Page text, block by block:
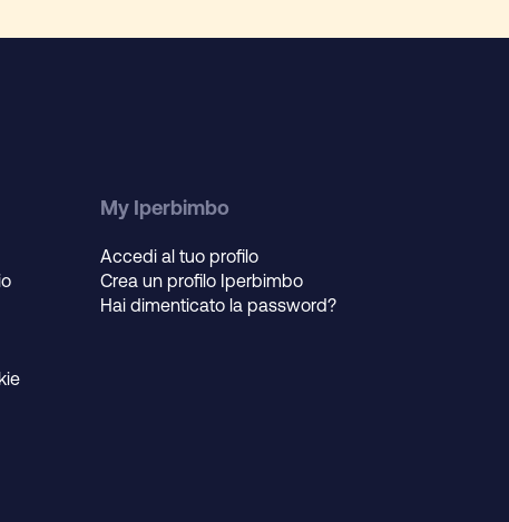
My Iperbimbo
Accedi al tuo profilo
Crea un profilo Iperbimbo
Hai dimenticato la password?